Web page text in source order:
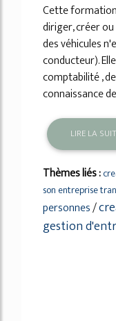
Cette
diriger, créer
des véhicules
conducteur).
comptabilité ,
connaissance
LIRE LA
Thèmes liés :
son entreprise
personnes/
gestion